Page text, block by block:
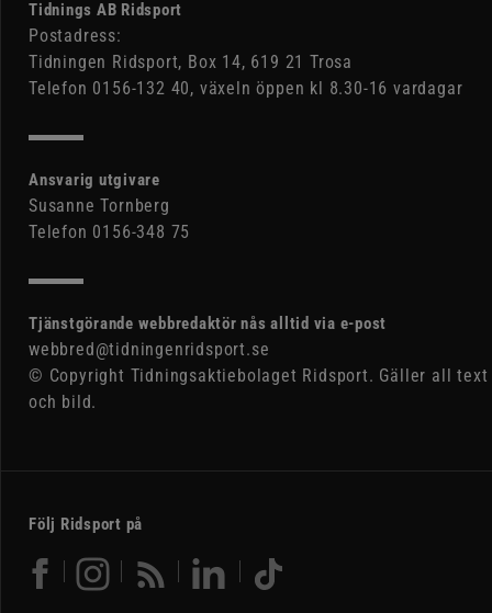
Tidnings AB Ridsport
Postadress:
Tidningen Ridsport, Box 14, 619 21 Trosa
Telefon 0156-132 40, växeln öppen kl 8.30-16 vardagar
Ansvarig utgivare
Susanne Tornberg
Telefon 0156-348 75
Tjänstgörande webbredaktör nås alltid via e-post
webbred@tidningenridsport.se
© Copyright Tidningsaktiebolaget Ridsport. Gäller all text
och bild.
Följ Ridsport på